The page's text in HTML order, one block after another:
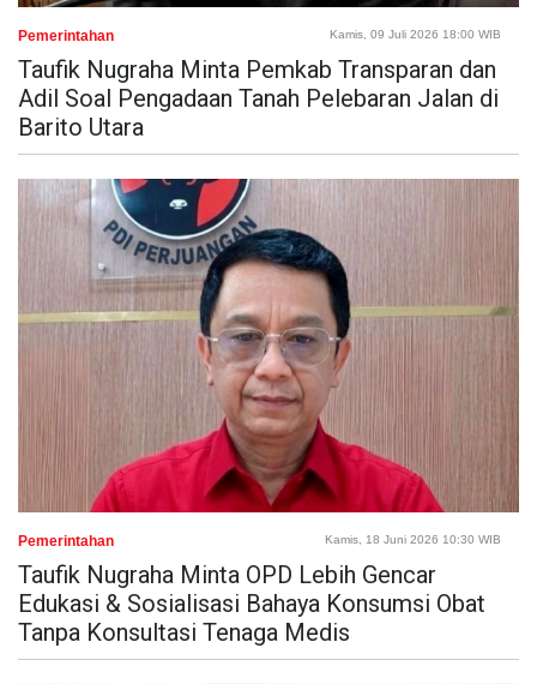
Pemerintahan Kamis, 09 Juli 2026 18:00 WIB
Taufik Nugraha Minta Pemkab Transparan dan
Adil Soal Pengadaan Tanah Pelebaran Jalan di
Barito Utara
Pemerintahan Kamis, 18 Juni 2026 10:30 WIB
Taufik Nugraha Minta OPD Lebih Gencar
Edukasi & Sosialisasi Bahaya Konsumsi Obat
Tanpa Konsultasi Tenaga Medis